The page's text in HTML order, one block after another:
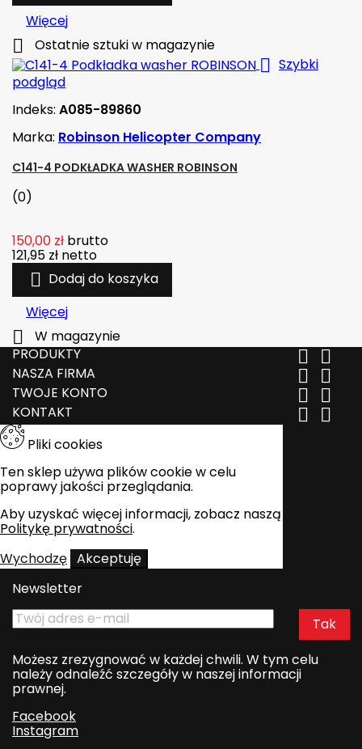
Więcej
 Ostatnie sztuki w magazynie
 Szybki
podgląd
Indeks: A085-89860
Marka: Robinson Helicopter Company
C141-4 PODKŁADKA WASHER ROBINSON
(0)
150,00 zł brutto
121,95 zł netto
 Dodaj do koszyka
Więcej

W magazynie
PRODUKTY
 
NASZA FIRMA  
TWOJE KONTO  
KONTAKT  
Pliki cookies
Ten sklep używa plików cookie w celu
poprawy jakości przeglądania.
Aby uzyskać więcej informacji, zobacz naszą
Politykę prywatności.
Wychodzę Akceptuję
Newsletter
Możesz zrezygnować w każdej chwili. W tym celu
należy odnaleźć szczegóły w naszej informacji
prawnej.
Facebook
Instagram